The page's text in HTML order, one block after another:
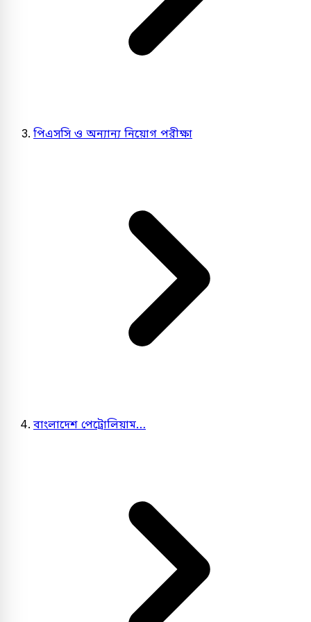
পিএসসি ও অন্যান্য নিয়োগ পরীক্ষা
বাংলাদেশ পেট্রোলিয়াম…